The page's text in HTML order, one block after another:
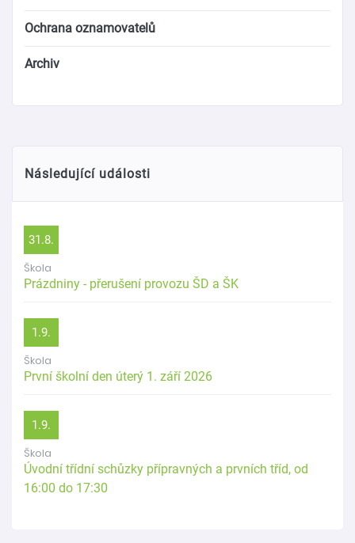
Ochrana oznamovatelů
Archiv
Následující události
31.8.
Škola
Prázdniny - přerušení provozu ŠD a ŠK
1.9.
Škola
První školní den úterý 1. září 2026
1.9.
Škola
Úvodní třídní schůzky přípravných a prvních tříd, od
16:00 do 17:30